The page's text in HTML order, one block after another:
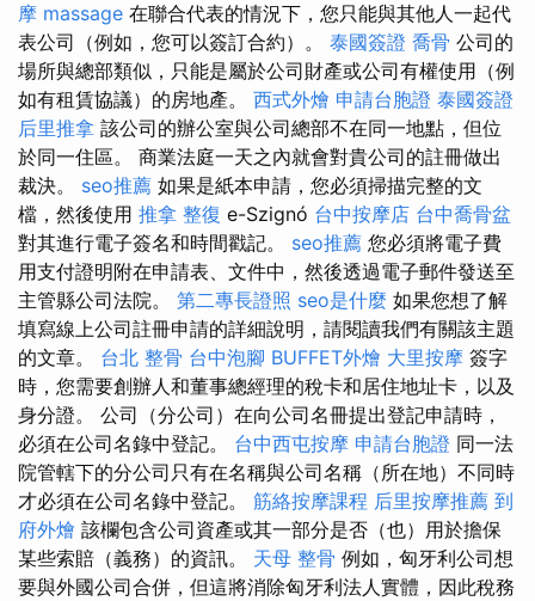
摩 massage 在聯合代表的情況下，您只能與其他人一起代
表公司（例如，您可以簽訂合約）。 泰國簽證 喬骨 公司的
場所與總部類似，只能是屬於公司財產或公司有權使用（例
如有租賃協議）的房地產。 西式外燴 申請台胞證 泰國簽證
后里推拿 該公司的辦公室與公司總部不在同一地點，但位
於同一住區。 商業法庭一天之內就會對貴公司的註冊做出
裁決。 seo推薦 如果是紙本申請，您必須掃描完整的文
檔，然後使用 推拿 整復 e-Szignó 台中按摩店 台中喬骨盆
對其進行電子簽名和時間戳記。 seo推薦 您必須將電子費
用支付證明附在申請表、文件中，然後透過電子郵件發送至
主管縣公司法院。 第二專長證照 seo是什麼 如果您想了解
填寫線上公司註冊申請的詳細說明，請閱讀我們有關該主題
的文章。 台北 整骨 台中泡腳 BUFFET外燴 大里按摩 簽字
時，您需要創辦人和董事總經理的稅卡和居住地址卡，以及
身分證。 公司（分公司）在向公司名冊提出登記申請時，
必須在公司名錄中登記。 台中西屯按摩 申請台胞證 同一法
院管轄下的分公司只有在名稱與公司名稱（所在地）不同時
才必須在公司名錄中登記。 筋絡按摩課程 后里按摩推薦 到
府外燴 該欄包含公司資產或其一部分是否（也）用於擔保
某些索賠（義務）的資訊。 天母 整骨 例如，匈牙利公司想
要與外國公司合併，但這將消除匈牙利法人實體，因此稅務